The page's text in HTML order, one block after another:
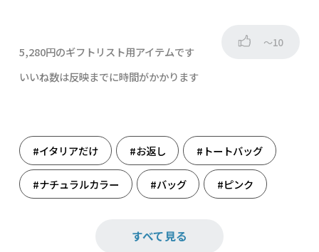
5,280円のギフトリスト用アイテムです
～10
いいね数は反映までに時間がかかります
#イタリアだけ #お返し #トートバッグ
#ナチュラルカラー #バッグ #ピンク
すべて見る